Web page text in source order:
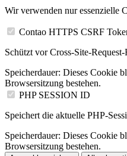
Wir verwenden nur essenzielle
Contao HTTPS CSRF
Schützt vor Cross-Site-
Speicherdauer: Dieses Cookie
Browsersitzung bestehen.
PHP SESSION ID
Speichert die aktuelle PHP-
Speicherdauer: Dieses Cookie
Browsersitzung bestehen.